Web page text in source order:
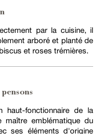
par la cuisine, il
arboré et planté de
et roses trémières.
haut-fonctionnaire de la
maître emblématique du
ses éléments d'origine